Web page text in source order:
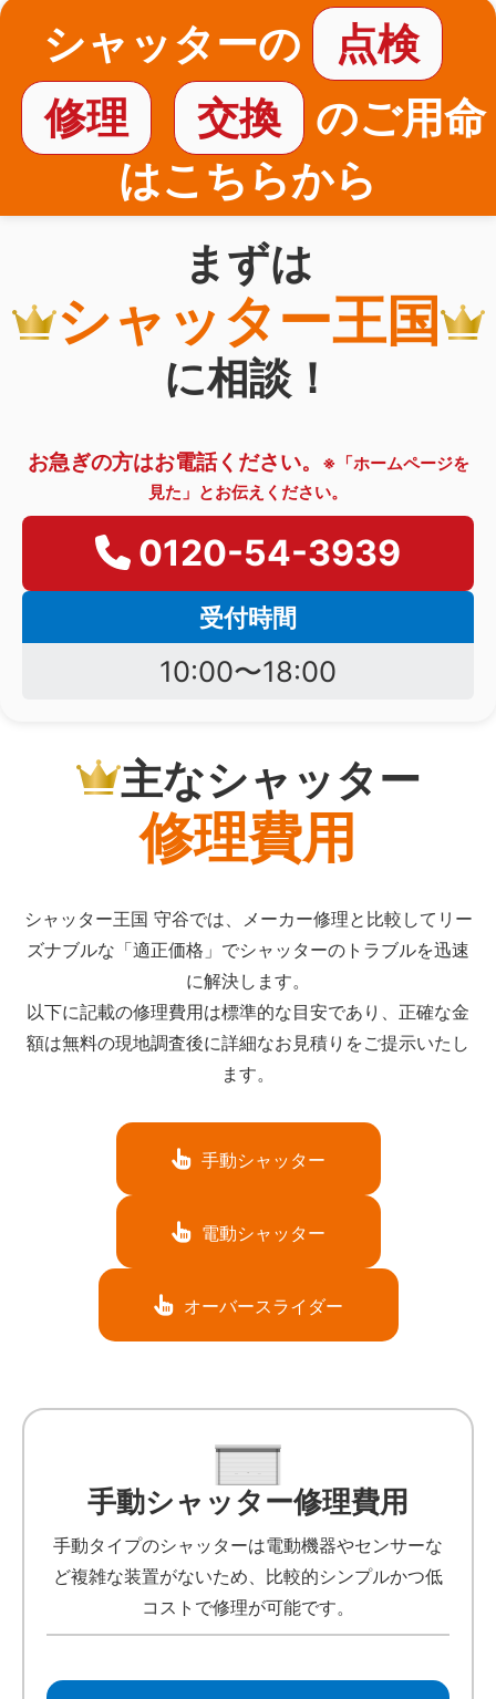
シャッターの
点検
修理
交換
のご用命
はこちらから
まずは
シャッター王国
に相談！
お急ぎの方はお電話ください。
※「ホームページを
見た」とお伝えください。
0120-54-3939
受付時間
10:00〜18:00
主なシャッター
修理費用
シャッター王国 守谷では、メーカー修理と比較してリー
ズナブルな「適正価格」でシャッターのトラブルを迅速
に解決します。
以下に記載の修理費用は標準的な目安であり、正確な金
額は無料の現地調査後に詳細なお見積りをご提示いたし
ます。
手動シャッター
電動シャッター
オーバースライダー
手動シャッター修理費用
手動タイプのシャッターは電動機器やセンサーな
ど複雑な装置がないため、比較的シンプルかつ低
コストで修理が可能です。